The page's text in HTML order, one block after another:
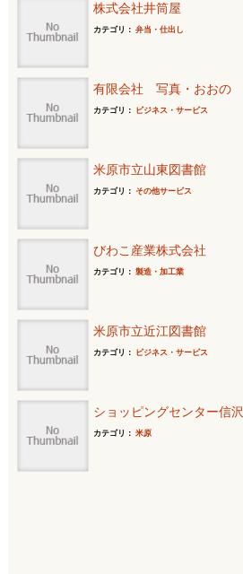
株式会社井筒屋
カテゴリ： 弁当・仕出し
有限会社 写真・おおの
カテゴリ： ビジネス・サービス
米原市立山東図書館
カテゴリ： その他サービス
びわこ産業株式会社
カテゴリ： 製造・加工業
米原市立近江図書館
カテゴリ： ビジネス・サービス
ショッピングセンター信沢
カテゴリ： 米原